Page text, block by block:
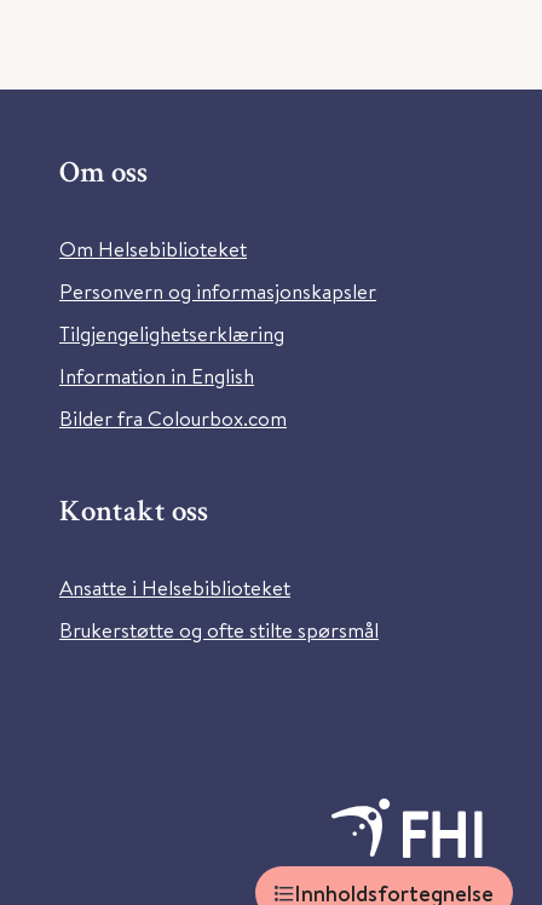
Innholdsfortegnelse
Om oss
Om Helsebiblioteket
Personvern og informasjonskapsler
Tilgjengelighetserklæring
Information in English
Bilder fra Colourbox.com
Kontakt oss
Ansatte i Helsebiblioteket
Brukerstøtte og ofte stilte spørsmål